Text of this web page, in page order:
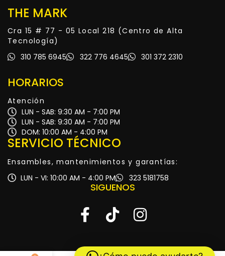
THE MARK
Cra 15 # 77 - 05 Local 218 (Centro de Alta
Tecnología)
310 785 6945
322 776 4645 301 372 2310
HORARIOS
Atención
LUN - SAB: 9:30 AM - 7:00 PM
LUN - SAB: 9:30 AM - 7:00 PM
DOM: 10:00 AM - 4:00 PM
SERVICIO TÉCNICO
Ensambles, mantenimientos y garantías:
LUN - VI: 10:00 AM - 4:00 PM
323 5181758
SIGUENOS